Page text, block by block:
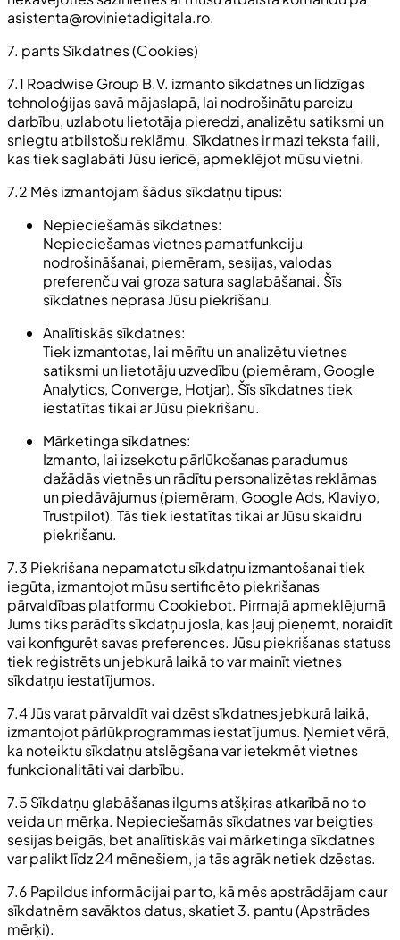
asistenta@rovinietadigitala.ro.
7. pants Sīkdatnes (Cookies)
7.1 Roadwise Group B.V. izmanto sīkdatnes un līdzīgas
tehnoloģijas savā mājaslapā, lai nodrošinātu pareizu
darbību, uzlabotu lietotāja pieredzi, analizētu satiksmi un
sniegtu atbilstošu reklāmu. Sīkdatnes ir mazi teksta faili,
kas tiek saglabāti Jūsu ierīcē, apmeklējot mūsu vietni.
7.2 Mēs izmantojam šādus sīkdatņu tipus:
Nepieciešamās sīkdatnes:
Nepieciešamas vietnes pamatfunkciju
nodrošināšanai, piemēram, sesijas, valodas
preferenču vai groza satura saglabāšanai. Šīs
sīkdatnes neprasa Jūsu piekrišanu.
Analītiskās sīkdatnes:
Tiek izmantotas, lai mērītu un analizētu vietnes
satiksmi un lietotāju uzvedību (piemēram, Google
Analytics, Converge, Hotjar). Šīs sīkdatnes tiek
iestatītas tikai ar Jūsu piekrišanu.
Mārketinga sīkdatnes:
Izmanto, lai izsekotu pārlūkošanas paradumus
dažādās vietnēs un rādītu personalizētas reklāmas
un piedāvājumus (piemēram, Google Ads, Klaviyo,
Trustpilot). Tās tiek iestatītas tikai ar Jūsu skaidru
piekrišanu.
7.3 Piekrišana nepamatotu sīkdatņu izmantošanai tiek
iegūta, izmantojot mūsu sertificēto piekrišanas
pārvaldības platformu Cookiebot. Pirmajā apmeklējumā
Jums tiks parādīts sīkdatņu josla, kas ļauj pieņemt, noraidīt
vai konfigurēt savas preferences. Jūsu piekrišanas statuss
tiek reģistrēts un jebkurā laikā to var mainīt vietnes
sīkdatņu iestatījumos.
7.4 Jūs varat pārvaldīt vai dzēst sīkdatnes jebkurā laikā,
izmantojot pārlūkprogrammas iestatījumus. Ņemiet vērā,
ka noteiktu sīkdatņu atslēgšana var ietekmēt vietnes
funkcionalitāti vai darbību.
7.5 Sīkdatņu glabāšanas ilgums atšķiras atkarībā no to
veida un mērķa. Nepieciešamās sīkdatnes var beigties
sesijas beigās, bet analītiskās vai mārketinga sīkdatnes
var palikt līdz 24 mēnešiem, ja tās agrāk netiek dzēstas.
7.6 Papildus informācijai par to, kā mēs apstrādājam caur
sīkdatnēm savāktos datus, skatiet 3. pantu (Apstrādes
mērķi).